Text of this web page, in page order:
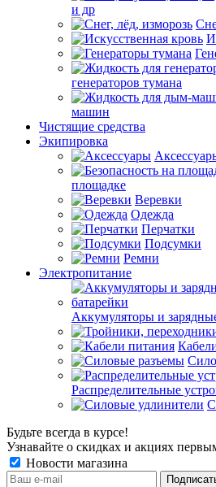
и др
генераторов тумана
машин
Чистящие средства
Экипировка
площадке
Веревки
Одежда
Перчатки
Подсумки
Ремни
Электропитание
Аккумуляторы и
Распределительные
Будьте всегда в курсе!
Узнавайте о скидках и акциях
Новости магазина